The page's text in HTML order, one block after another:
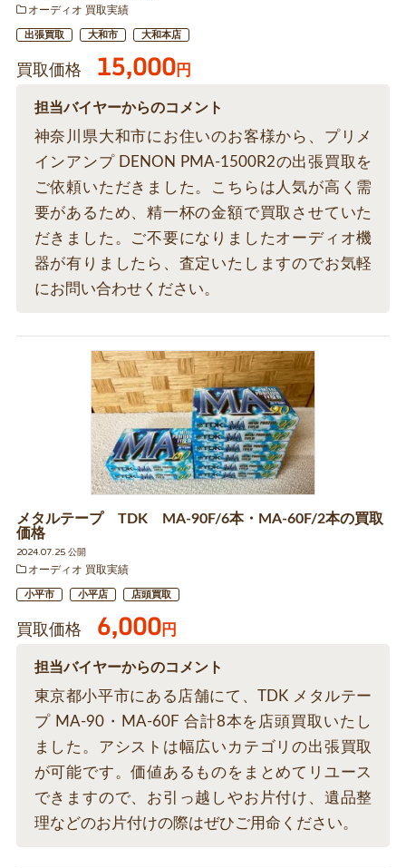
オーディオ 買取実績
出張買取 大和市 大和本店
買取価格 15,000円
担当バイヤーからのコメント
神奈川県大和市にお住いのお客様から、プリメ
インアンプ DENON PMA-1500R2の出張買取を
ご依頼いただきました。こちらは人気が高く需
要があるため、精一杯の金額で買取させていた
だきました。ご不要になりましたオーディオ機
器が有りましたら、査定いたしますのでお気軽
にお問い合わせください。
メタルテープ TDK MA-90F/6本・MA-60F/2本の買取
価格
2024.07.25 公開
オーディオ 買取実績
小平市 小平店 店頭買取
買取価格 6,000円
担当バイヤーからのコメント
東京都小平市にある店舗にて、TDK メタルテー
プ MA-90・MA-60F 合計8本を店頭買取いたし
ました。アシストは幅広いカテゴリの出張買取
が可能です。価値あるものをまとめてリユース
できますので、お引っ越しやお片付け、遺品整
理などのお片付けの際はぜひご用命ください。